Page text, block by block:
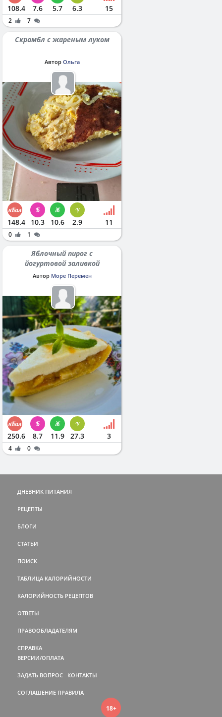
108.4 7.6 5.7 6.3 15
2 7
Скрамбл с жареным луком
Автор Ольга
148.4 10.3 10.6 2.9 11
0 1
Яблочный пирог с
йогуртовой заливкой
Автор Море Перемен
250.6 8.7 11.9 27.3 3
4 0
ДНЕВНИК ПИТАНИЯ
РЕЦЕПТЫ
БЛОГИ
СТАТЬИ
ПОИСК
ТАБЛИЦА КАЛОРИЙНОСТИ
КАЛОРИЙНОСТЬ РЕЦЕПТОВ
ОТВЕТЫ
ПРАВООБЛАДАТЕЛЯМ
СПРАВКА
ВЕРСИИ/ОПЛАТА
ЗАДАТЬ ВОПРОС КОНТАКТЫ
СОГЛАШЕНИЕ ПРАВИЛА
18+